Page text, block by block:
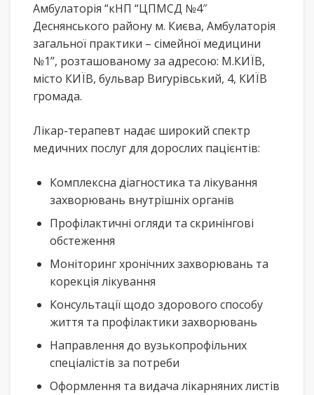
Амбулаторія “кНП “ЦПМСД №4″
Деснянського району м. Києва, Амбулаторія
загальної практики – сімейної медицини
№1”, розташованому за адресою: М.КИЇВ,
місто КИЇВ, бульвар Вигурівський, 4, КИЇВ
громада.
Лікар-терапевт надає широкий спектр
медичних послуг для дорослих пацієнтів:
Комплексна діагностика та лікування
захворювань внутрішніх органів
Профілактичні огляди та скринінгові
обстеження
Моніторинг хронічних захворювань та
корекція лікування
Консультації щодо здорового способу
життя та профілактики захворювань
Направлення до вузькопрофільних
спеціалістів за потреби
Оформлення та видача лікарняних листів